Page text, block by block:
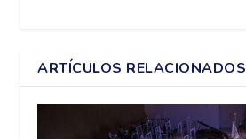
ARTÍCULOS RELACIONADOS